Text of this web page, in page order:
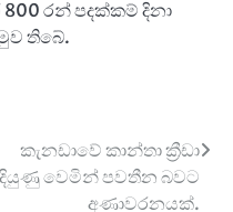
රන් පදක්කම් දිනා
තිබේ.
කැනඩාවේ කාන්තා ක්‍රීඩා
දියුණු වෙමින් පවතීන බවට
අණාවරනයක්.